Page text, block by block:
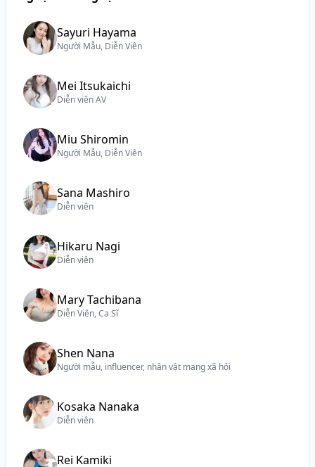
Sayuri Hayama
Người Mẫu, Diễn Viên
Mei Itsukaichi
Diễn viên AV
Miu Shiromin
Người Mẫu, Diễn Viên
Sana Mashiro
Diễn viên
Hikaru Nagi
Diễn viên
Mary Tachibana
Diễn Viên, Ca Sĩ
Shen Nana
Người mẫu, influencer, nhân vật mạng xã hội
Kosaka Nanaka
Diễn viên
Rei Kamiki